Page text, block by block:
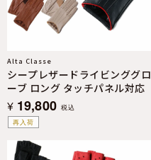
再入荷
Alta Classe
シープレザードライビンググロ
ーブ ロング タッチパネル対応
¥ 19,800 税込